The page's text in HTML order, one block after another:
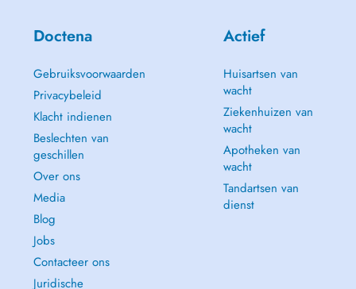
Doctena
Gebruiksvoorwaarden
Privacybeleid
Klacht indienen
Beslechten van
geschillen
Over ons
Media
Blog
Jobs
Contacteer ons
Juridische
Actief
Huisartsen van
wacht
Ziekenhuizen van
wacht
Apotheken van
wacht
Tandartsen van
dienst